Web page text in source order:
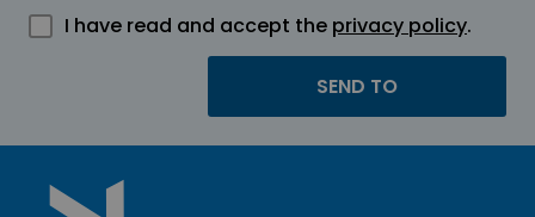
I have read and accept the privacy policy.